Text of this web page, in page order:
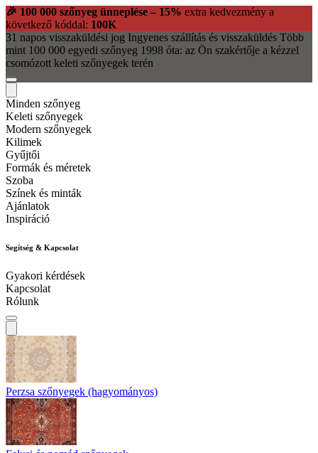
🎉 100 000 szőnyeg ünneplése – 15% extra kedvezmény a
következő kóddal: 100K
31 napos visszaküldési jog Ingyenes szállítás és visszaküldés Több
mint 100 000 egyedi szőnyeg 1998 óta: az Ön szakértője a kézzel
csomózott keleti szőnyegek terén
Minden szőnyeg
Keleti szőnyegek
Modern szőnyegek
Kilimek
Gyűjtői
Formák és méretek
Szoba
Színek és minták
Ajánlatok
Inspiráció
Segítség & Kapcsolat
Gyakori kérdések
Kapcsolat
Rólunk
Perzsa szőnyegek (hagyományos)